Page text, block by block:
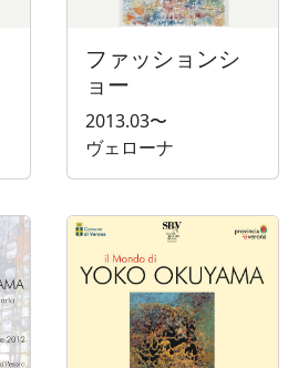
ファッションシ
ョー
2013.03〜
ヴェローナ